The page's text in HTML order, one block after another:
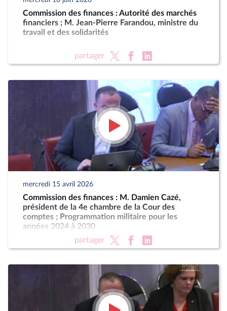
Commission des finances : Autorité des marchés
financiers ; M. Jean-Pierre Farandou, ministre du
travail et des solidarités
partager
mercredi 15 avril 2026
Commission des finances : M. Damien Cazé,
président de la 4e chambre de la Cour des
comptes ; Programmation militaire pour les
années 2024 à 2030
partager